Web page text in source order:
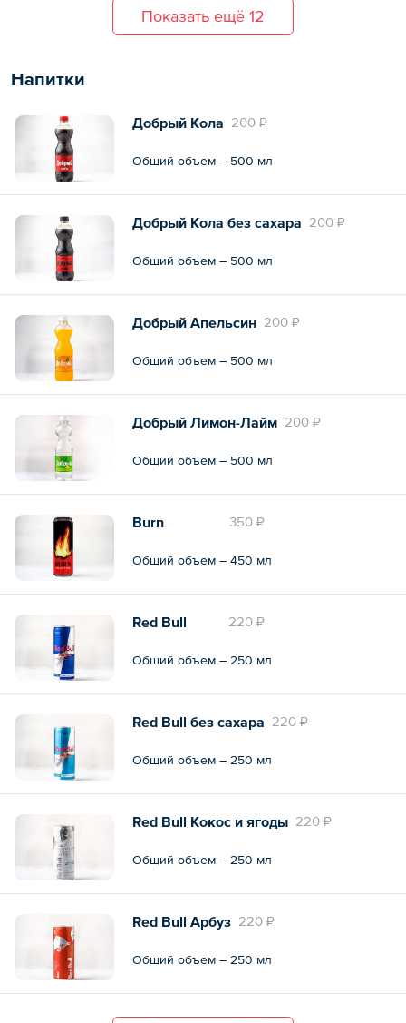
болгарский, сельдерей) — 3 шт.
— Тортилья с куриными стрипсами,
маринованными огурчиками и соусом
— Соус «Кисло-сладкий» — 2 шт.
Показать ещё 12
Напитки
200 ₽
Добрый Кола
Общий объем – 500 мл
200 ₽
Добрый Кола без сахара
Общий объем – 500 мл
200 ₽
Добрый Апельсин
Общий объем – 500 мл
200 ₽
Добрый Лимон-Лайм
Общий объем – 500 мл
350 ₽
Burn
Общий объем – 450 мл
220 ₽
Red Bull
Общий объем – 250 мл
220 ₽
Red Bull без сахара
Общий объем – 250 мл
220 ₽
Red Bull Кокос и ягоды
Общий объем – 250 мл
220 ₽
Red Bull Арбуз
Общий объем – 250 мл